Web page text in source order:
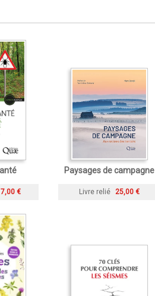
€
Paysages de campagne
Livre relié 25,00 €